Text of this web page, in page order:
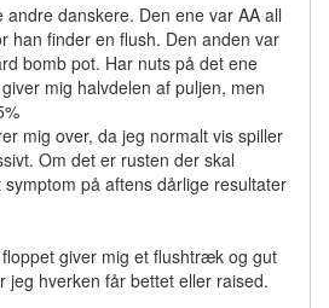
danskere. Den ene var AA all
han finder en flush. Den anden var
bomb pot. Har nuts på det ene
mig halvdelen af puljen, men
mig over, da jeg normalt vis spiller
Om det er rusten der skal
på aftens dårlige resultater
giver mig et flushtræk og gut
jeg hverken får bettet eller raised.